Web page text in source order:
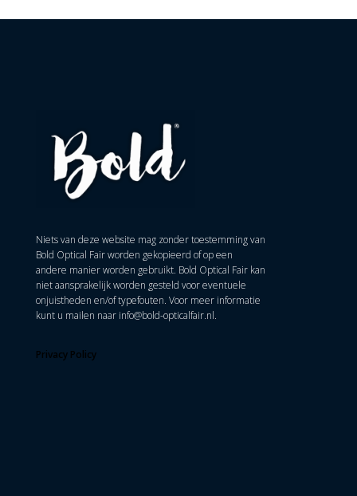
Niets van deze website mag zonder toestemming van
Bold Optical Fair worden gekopieerd of op een
andere manier worden gebruikt. Bold Optical Fair kan
niet aansprakelijk worden gesteld voor eventuele
onjuistheden en/of typefouten. Voor meer informatie
kunt u mailen naar info@bold-opticalfair.nl.
Privacy Policy